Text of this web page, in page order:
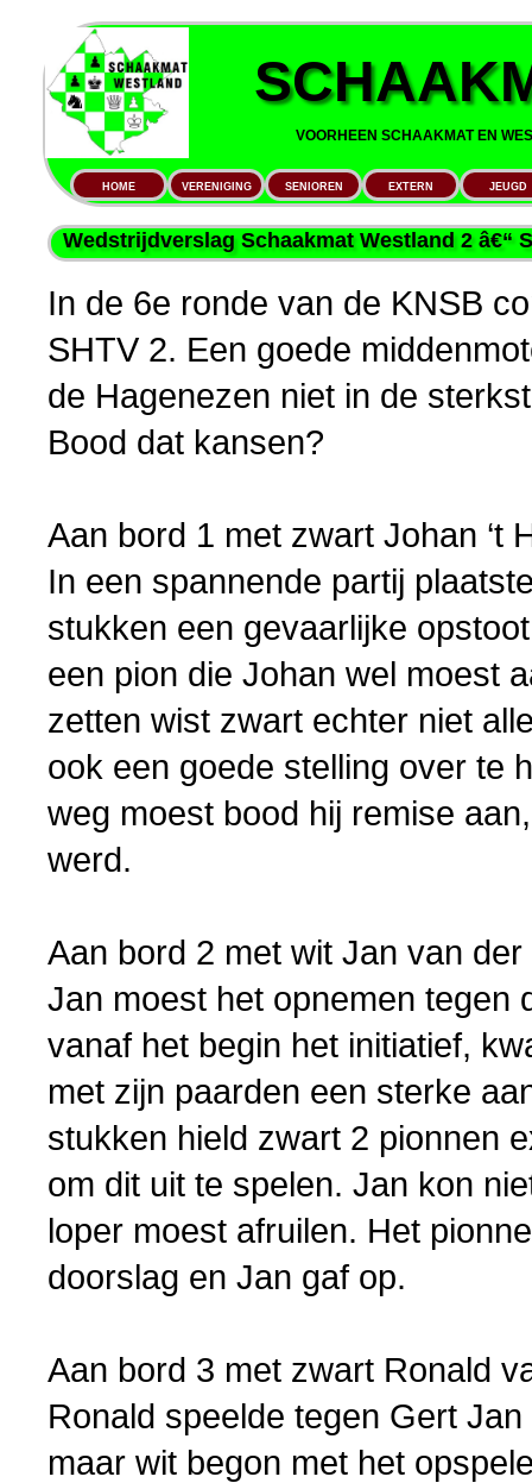
VOORHEEN SCHAAKMAT EN
HOME VERENIGING SENIOREN EXTERN JEUGD
Wedstrijdverslag Schaakmat Westland 2 â€“
In de 6e ronde van de KNSB
SHTV 2. Een goede
de Hagenezen niet in de
Bood dat kansen?
Aan bord 1 met zwart Johan ‘t
In een spannende partij
stukken een gevaarlijke
een pion die Johan wel moest
zetten wist zwart echter niet
ook een goede stelling over te
weg moest bood hij remise
werd.
Aan bord 2 met wit Jan van der
Jan moest het opnemen tegen
vanaf het begin het initiatief,
met zijn paarden een sterke
stukken hield zwart 2 pionnen
om dit uit te spelen. Jan kon
loper moest afruilen. Het
doorslag en Jan gaf op.
Aan bord 3 met zwart Ronald
Ronald speelde tegen Gert
maar wit begon met het